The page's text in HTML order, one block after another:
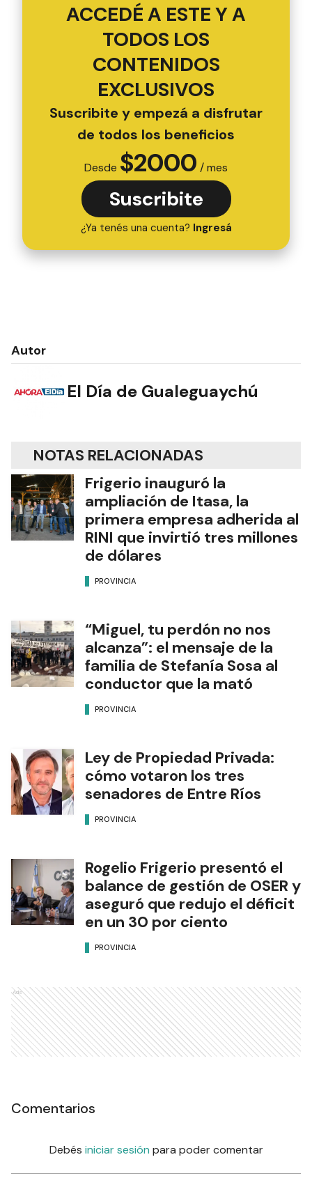
ACCEDÉ A ESTE Y A
TODOS LOS
CONTENIDOS
EXCLUSIVOS
Suscribite y empezá a disfrutar
de todos los beneficios
Desde $2000 / mes
Suscribite
¿Ya tenés una cuenta? Ingresá
Autor
El Día de Gualeguaychú
NOTAS RELACIONADAS
Frigerio inauguró la
ampliación de Itasa, la
primera empresa adherida al
RINI que invirtió tres millones
de dólares
PROVINCIA
“Miguel, tu perdón no nos
alcanza”: el mensaje de la
familia de Stefanía Sosa al
conductor que la mató
PROVINCIA
Ley de Propiedad Privada:
cómo votaron los tres
senadores de Entre Ríos
PROVINCIA
Rogelio Frigerio presentó el
balance de gestión de OSER y
aseguró que redujo el déficit
en un 30 por ciento
PROVINCIA
Ads
Comentarios
Debés iniciar sesión para poder comentar